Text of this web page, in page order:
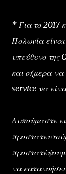
* Για το 2017
Πολωνία
υπεύθυνο της
και σήμερα
service να
Λυπούμαστε
να